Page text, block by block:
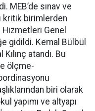
MEB’de sınav ve
birimlerden
Genel
gidildi. Kemal Bülbül
atandı. Bu
ölçme-
biri olarak
yapımı ve altyapı